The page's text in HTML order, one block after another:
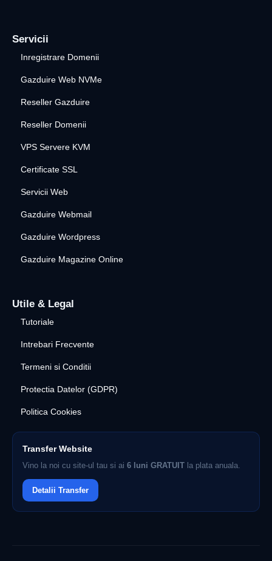
Servicii
Inregistrare Domenii
Gazduire Web NVMe
Reseller Gazduire
Reseller Domenii
VPS Servere KVM
Certificate SSL
Servicii Web
Gazduire Webmail
Gazduire Wordpress
Gazduire Magazine Online
Utile & Legal
Tutoriale
Intrebari Frecvente
Termeni si Conditii
Protectia Datelor (GDPR)
Politica Cookies
Transfer Website
Vino la noi cu site-ul tau si ai 6 luni GRATUIT la plata anuala.
Detalii Transfer